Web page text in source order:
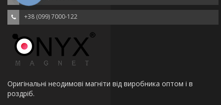
+38 (099) 7000-122
Оригінальні неодимові магніти від виробника оптом і в
роздріб.